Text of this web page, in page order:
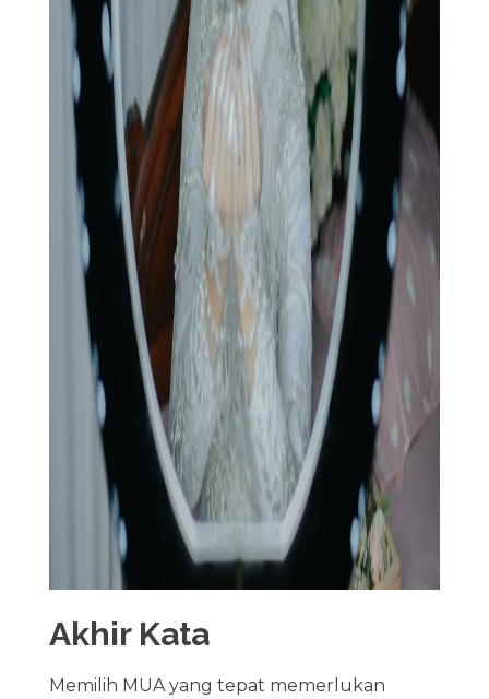
Akhir Kata
Memilih MUA yang tepat memerlukan